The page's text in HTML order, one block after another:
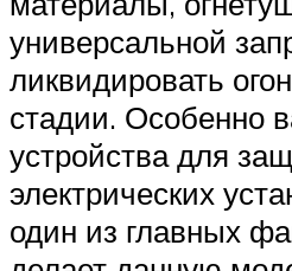
универсальной
ликвидировать
стадии. Особенно
устройства для
электрических
один из главных